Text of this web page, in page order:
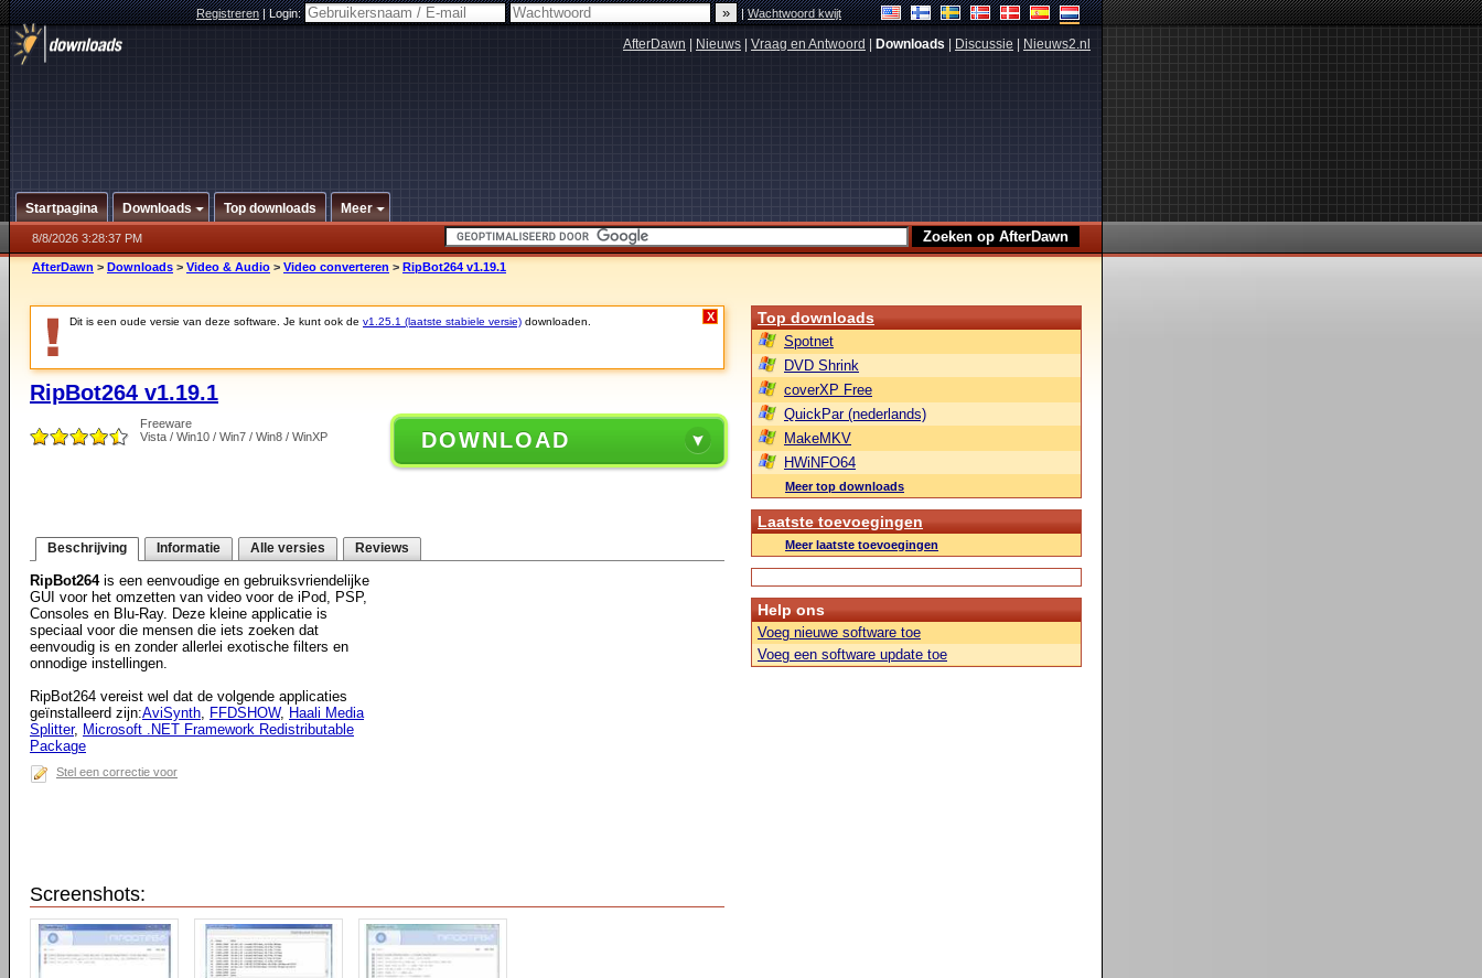
Registreren|Login: |Wachtwoord kwijt
AfterDawn Nieuws Vraag en Antwoord Downloads Discussie Nieuws2.nl
Startpagina Downloads Top downloads Meer
8/8/2026 3:28:37 PM
AfterDawn > Downloads > Video & Audio > Video converteren > RipBot264 v1.19.1
Dit is een oude versie van deze software. Je kunt ook de v1.25.1 (laatste stabiele versie) downloaden. X
RipBot264 v1.19.1
Freeware
Vista / Win10 / Win7 / Win8 / WinXP
DOWNLOAD
Beschrijving Informatie Alle versies Reviews
RipBot264is een eenvoudige en gebruiksvriendelijke
GUI voor het omzetten van video voor de iPod, PSP,
Consoles en Blu-Ray. Deze kleine applicatie is
speciaal voor die mensen die iets zoeken dat
eenvoudig is en zonder allerlei exotische filters en
onnodige instellingen.
RipBot264 vereist wel dat de volgende applicaties
geïnstalleerd zijn:AviSynth, FFDSHOW, Haali Media
Splitter, Microsoft .NET Framework Redistributable
Package
Stel een correctie voor
Screenshots:
Top downloads
Spotnet
DVD Shrink
coverXP Free
QuickPar (nederlands)
MakeMKV
HWiNFO64
Meer top downloads
Laatste toevoegingen
Meer laatste toevoegingen
Help ons
Voeg nieuwe software toe
Voeg een software update toe